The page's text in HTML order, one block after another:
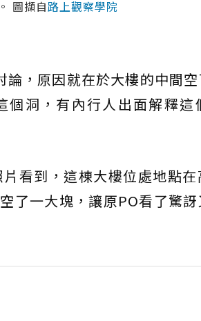
圖擷自路上觀察學院
，原因就在於大樓的中間
洞，有內行人出面解釋這
片看到，這棟大樓位處地點
了一大塊，讓原PO看了驚